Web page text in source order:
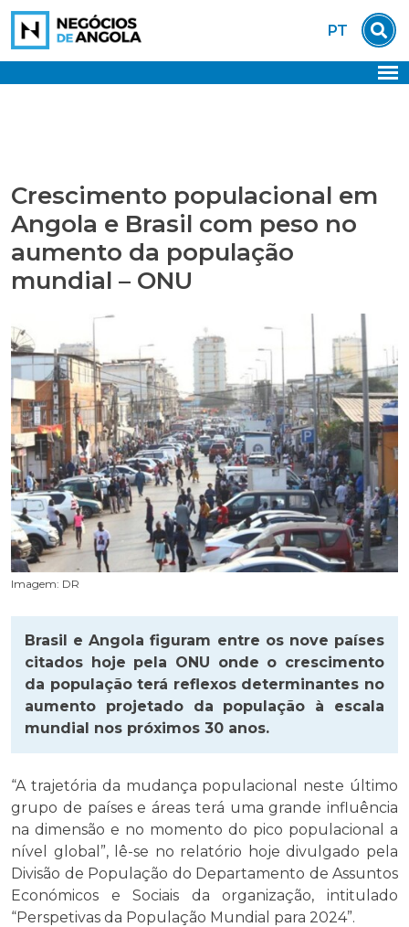
Skip
content
PT
Crescimento populacional em
Angola e Brasil com peso no
aumento da população
mundial – ONU
Imagem: DR
Brasil e Angola figuram entre os nove países
citados hoje pela ONU onde o crescimento
da população terá reflexos determinantes no
aumento projetado da população à escala
mundial nos próximos 30 anos.
“A trajetória da mudança populacional neste último
grupo de países e áreas terá uma grande influência
na dimensão e no momento do pico populacional a
nível global”, lê-se no relatório hoje divulgado pela
Divisão de População do Departamento de Assuntos
Económicos e Sociais da organização, intitulado
“Perspetivas da População Mundial para 2024”.